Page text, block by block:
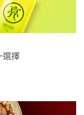
選擇